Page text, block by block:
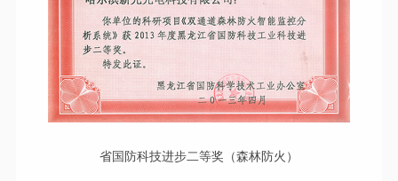
省国防科技进步二等奖（森林防火）